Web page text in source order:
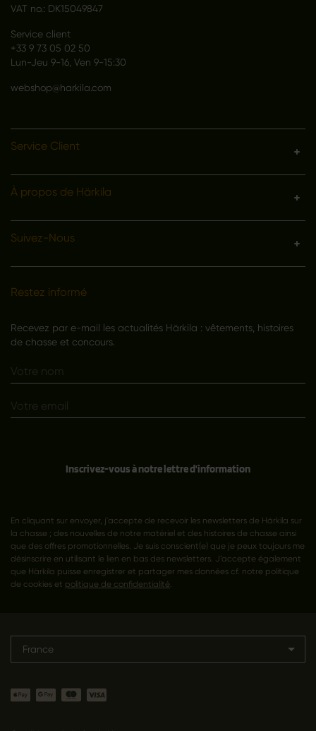
VAT no.: DK15049847
Service client
+33 9 73 05 02 50
Lun-Jeu 9-16, Ven 9-15:30
webshop@harkila.com
Service Client
À propos de Härkila
Suivez-Nous
Restez informé
Recevez par e-mail les actualités Härkila : vêtements, histoires
de chasse et concours.
Inscrivez-vous à notre lettre d'information
En cliquant sur envoyer, j'accepte de recevoir les newsletters de Härkila sur
la chasse ; des nouvelles de notre matériel et des histoires de chasse ainsi
que des offres promotionnelles. Je suis conscient(e) que je peux toujours me
désinscrire en utilisant le lien en bas des newsletters. J’accepte également
que Härkila puisse enregistrer et partager mes données cf. notre politique
de cookies et politique de confidentialité.
France